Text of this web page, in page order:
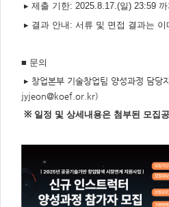
▸ 제출 기한: 2025.8.17.(일) 23:59 까
▸ 결과 안내 : 서류 및 면접 결과는
■ 문의
▸ 창업본부 기술창업팀 양성과정 담당
jyjeon@koef.or.kr)
※ 일정 및 상세내용은 첨부된 모집